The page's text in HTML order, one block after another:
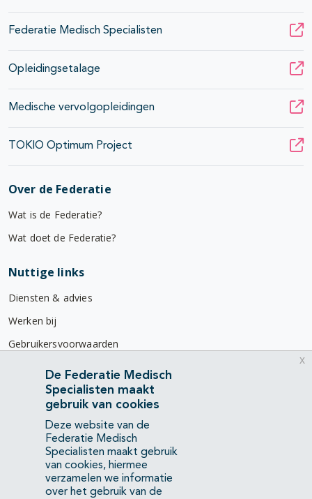
Federatie Medisch Specialisten
Opleidingsetalage
Medische vervolgopleidingen
TOKIO Optimum Project
Over de Federatie
Wat is de Federatie?
Wat doet de Federatie?
Nuttige links
Diensten & advies
Werken bij
Gebruikersvoorwaarden
Privacyverklaring
Contact
Mercatorlaan 1200
3528 BL Utrecht
(088) 505 34 34
info@richtlijnendatabase.nl
De Federatie Medisch
Specialisten maakt
gebruik van cookies
Deze website van de
Federatie Medisch
Specialisten maakt gebruik
van cookies, hiermee
verzamelen we informatie
over het gebruik van de
x